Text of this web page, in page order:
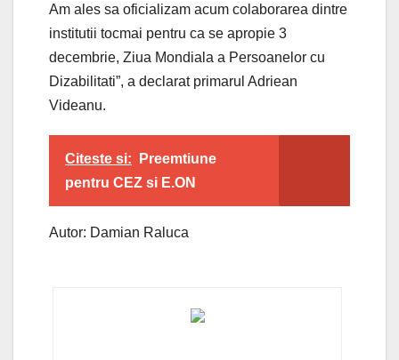
Am ales sa oficializam acum colaborarea dintre
institutii tocmai pentru ca se apropie 3
decembrie, Ziua Mondiala a Persoanelor cu
Dizabilitati”, a declarat primarul Adriean
Videanu.
Citeste si:
Preemtiune
pentru CEZ si E.ON
Autor: Damian Raluca